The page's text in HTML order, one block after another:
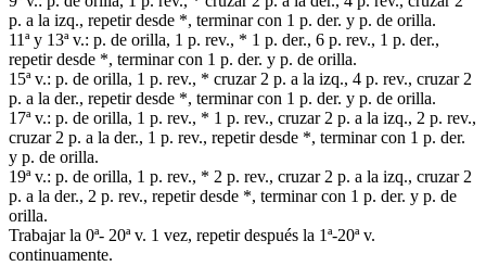
p. a la izq., repetir desde *, terminar con 1 p. der. y p. de orilla.
11ª y 13ª v.: p. de orilla, 1 p. rev., * 1 p. der., 6 p. rev., 1 p. der.,
repetir desde *, terminar con 1 p. der. y p. de orilla.
15ª v.: p. de orilla, 1 p. rev., * cruzar 2 p. a la izq., 4 p. rev., cruzar 2
p. a la der., repetir desde *, terminar con 1 p. der. y p. de orilla.
17ª v.: p. de orilla, 1 p. rev., * 1 p. rev., cruzar 2 p. a la izq., 2 p. rev.,
cruzar 2 p. a la der., 1 p. rev., repetir desde *, terminar con 1 p. der.
y p. de orilla.
19ª v.: p. de orilla, 1 p. rev., * 2 p. rev., cruzar 2 p. a la izq., cruzar 2
p. a la der., 2 p. rev., repetir desde *, terminar con 1 p. der. y p. de
orilla.
Trabajar la 0ª- 20ª v. 1 vez, repetir después la 1ª-20ª v.
continuamente.